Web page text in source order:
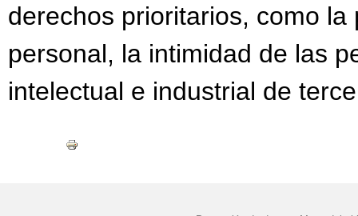
derechos prioritarios, como
personal, la intimidad de las
intelectual e industrial de